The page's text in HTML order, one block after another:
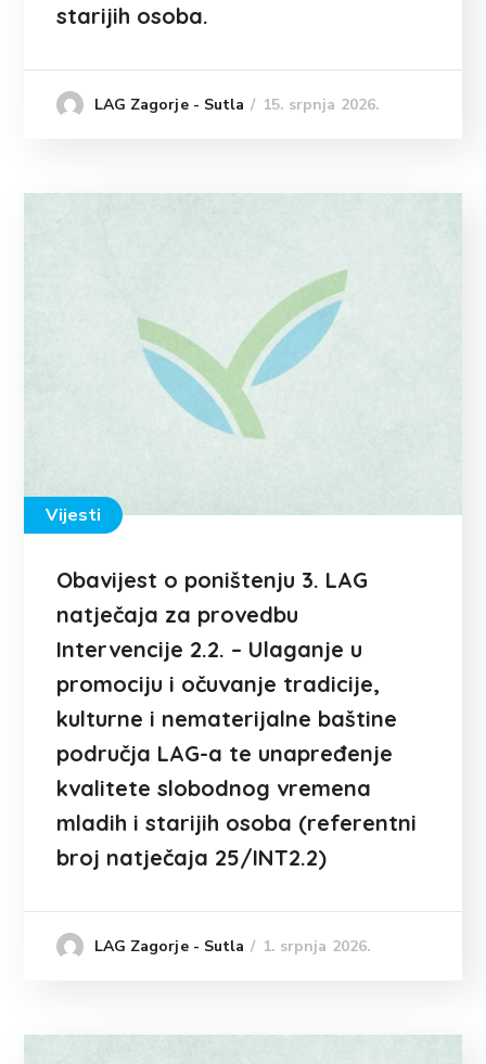
starijih osoba.
LAG Zagorje - Sutla 15. srpnja 2026.
Vijesti
Obavijest o poništenju 3. LAG
natječaja za provedbu
Intervencije 2.2. – Ulaganje u
promociju i očuvanje tradicije,
kulturne i nematerijalne baštine
područja LAG-a te unapređenje
kvalitete slobodnog vremena
mladih i starijih osoba (referentni
broj natječaja 25/INT2.2)
LAG Zagorje - Sutla 1. srpnja 2026.